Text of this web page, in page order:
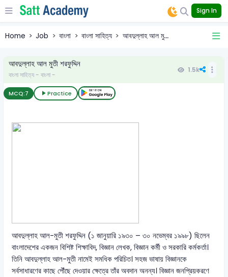
Sign In
Home Job বাংলা বাংলা সাহিত্য আবদুল্লাহ আল মু...
আবদুল্লাহ আল মুতী শরফুদ্দিন
বাংলা সাহিত্য - বাংলা -
1.5k
MCQ:7 Practice
আবদুল্লাহ আল-মুতী শরফুদ্দিন (১ জানুয়ারি ১৯৩০ – ৩০ নভেম্বর ১৯৯৮) ছিলেন
বাংলাদেশের একজন বিশিষ্ট শিক্ষাবিদ, বিজ্ঞান লেখক, বিজ্ঞান কর্মী ও সরকারি কর্মকর্তা।
তিনি আবদুল্লাহ আল-মুতী নামেই সমধিক পরিচিত। সহজ ভাষায় বিজ্ঞানকে
সর্বসাধারণের কাছে পৌঁছে দেওয়ার ক্ষেত্রে তাঁর অবদান অনন্য। বিজ্ঞান জনপ্রিয়করণে